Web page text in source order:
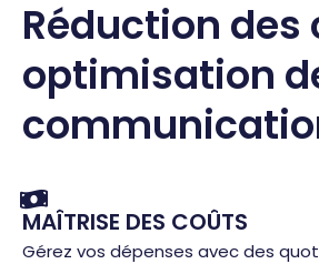
Réduction des
optimisation
MAÎTRISE DES COÛTS
Gérez vos dépenses avec des